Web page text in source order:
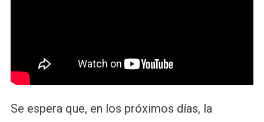
Se espera que, en los próximos días, la